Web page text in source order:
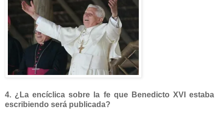
4. ¿La encíclica sobre la fe que Benedicto XVI estaba
escribiendo será publicada?